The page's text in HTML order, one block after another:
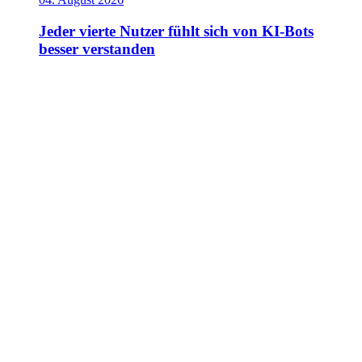
Jeder vierte Nutzer fühlt sich von KI-Bots
besser verstanden